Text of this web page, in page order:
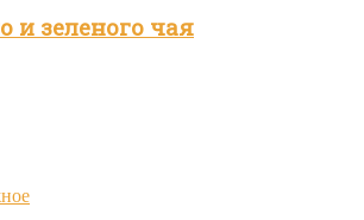
и зеленого чая